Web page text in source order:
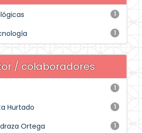
1
1
/ colaboradores
1
1
Hurtado
1
Ortega